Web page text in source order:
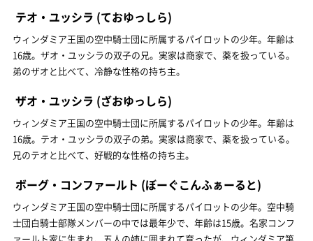
テオ・ユッシラ (ておゆっしら)
ウィンダミア王国の空中騎士団に所属するパイロットの少年。年齢は
16歳。ザオ・ユッシラの双子の兄。実家は商家で、薬を扱っている。
弟のザオと比べて、冷静な性格の持ち主。
ザオ・ユッシラ (ざおゆっしら)
ウィンダミア王国の空中騎士団に所属するパイロットの少年。年齢は
16歳。テオ・ユッシラの双子の弟。実家は商家で、薬を扱っている。
兄のテオと比べて、好戦的な性格の持ち主。
ボーグ・コンファールト (ぼーぐこんふぁーると)
ウィンダミア王国の空中騎士団に所属するパイロットの少年。空中騎
士団白騎士部隊メンバーの中では最年少で、年齢は15歳。名家コンフ
ァールト家に生まれ、五人の姉に囲まれて育ったが、ウィンダミア第